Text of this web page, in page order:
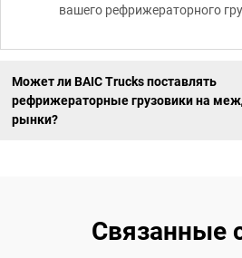
вашего рефрижераторного
Может ли BAIC Trucks поставлять
рефрижераторные грузовики на
рынки?
Связанные